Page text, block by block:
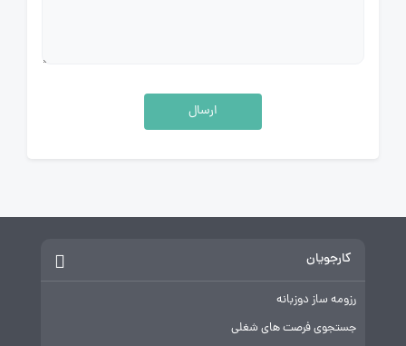
ارسال
کارجویان
رزومه ساز دوزبانه
جستجوی فرصت های شغلی